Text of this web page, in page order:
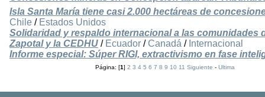
Isla Santa María tiene casi 2.000 hectáreas de
Chile / Estados Unidos
Solidaridad y respaldo internacional a las comunidades
Zapotal y la CEDHU / Ecuador / Canadá / Internacional
Informe especial: Súper RIGI, extractivismo en fase
Página: [1]2 3 4 5 6 7 8 9 10 11 Siguiente -Ultima